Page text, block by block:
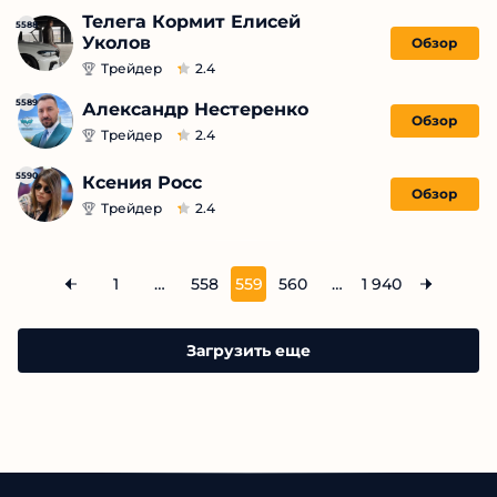
Лучшие арбитражные P2P карты
Лучшие тапалки в Telegram 2026
Лучшие тапалки в Телеграмм
Лучшие трейдеры Youtube
Лучшие трейдеры в Телеграмме
Лучшие трейдеры ВКонтакте
5588
Телега Кормит Елисей
Уколов
Трейдер 2.4
Обзор
5589 Александр Нестеренко
Трейдер 2.4
Обзор
5590 Ксения Росс
Трейдер 2.4
Обзор
1 … 558 559 560 … 1 940
Загрузить еще